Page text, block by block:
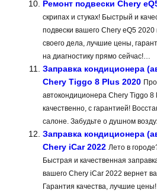
Ремонт подвески Chery
скрипах и стуках! Быстрый и
подвески вашего Chery eQ5
своего дела, лучшие цены,
на диагностику прямо сейчас!…
Заправка кондиционера
Chery Tiggo 8 Plus 2020
автокондиционера Chery Tiggo 8
качественно, с гарантией!
салоне. Забудьте о душном
Заправка кондиционера
Chery iCar 2022 Лето в
Быстрая и качественная
вашего Chery iCar 2022 вернет
Гарантия качества, лучшие